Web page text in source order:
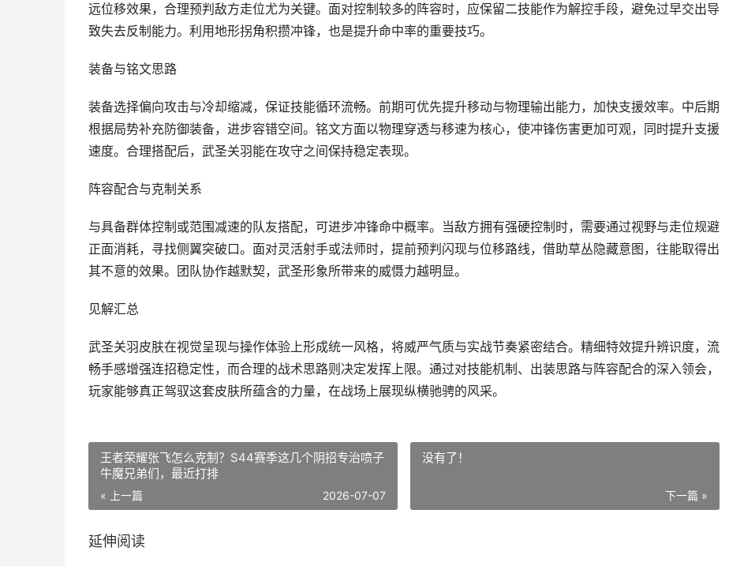
远位移效果，合理预判敌方走位尤为关键。面对控制较多的阵容时，应保留二技能作为解控手段，避免过早交出导
致失去反制能力。利用地形拐角积攒冲锋，也是提升命中率的重要技巧。
装备与铭文思路
装备选择偏向攻击与冷却缩减，保证技能循环流畅。前期可优先提升移动与物理输出能力，加快支援效率。中后期
根据局势补充防御装备，进步容错空间。铭文方面以物理穿透与移速为核心，使冲锋伤害更加可观，同时提升支援
速度。合理搭配后，武圣关羽能在攻守之间保持稳定表现。
阵容配合与克制关系
与具备群体控制或范围减速的队友搭配，可进步冲锋命中概率。当敌方拥有强硬控制时，需要通过视野与走位规避
正面消耗，寻找侧翼突破口。面对灵活射手或法师时，提前预判闪现与位移路线，借助草丛隐藏意图，往能取得出
其不意的效果。团队协作越默契，武圣形象所带来的威慑力越明显。
见解汇总
武圣关羽皮肤在视觉呈现与操作体验上形成统一风格，将威严气质与实战节奏紧密结合。精细特效提升辨识度，流
畅手感增强连招稳定性，而合理的战术思路则决定发挥上限。通过对技能机制、出装思路与阵容配合的深入领会，
玩家能够真正驾驭这套皮肤所蕴含的力量，在战场上展现纵横驰骋的风采。
王者荣耀张飞怎么克制？S44赛季这几个阴招专治喷子
牛魔兄弟们，最近打排
« 上一篇 2026-07-07
没有了！
下一篇 »
延伸阅读